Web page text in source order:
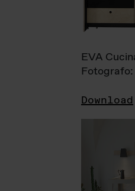
EVA
Download